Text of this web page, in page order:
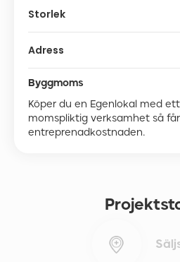
Storlek
Adress
Byggmoms
Köper du en Egenlokal med
momspliktig verksamhet så
entreprenadkostnaden.